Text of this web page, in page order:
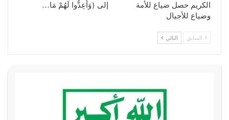
الكريم حصل ضياع للأمة
وضياع للأجيال
إلى {وَأَعِدُّوا لَهُمْ مَا…
السابق التالي